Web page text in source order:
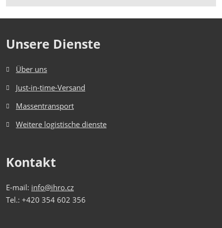
se
odeslat.
Unsere Dienste
Über uns
Just-in-time-Versand
Massentransport
Weitere logistische dienste
Kontakt
E-mail: info@ihro.cz
Tel.: +420 354 602 356